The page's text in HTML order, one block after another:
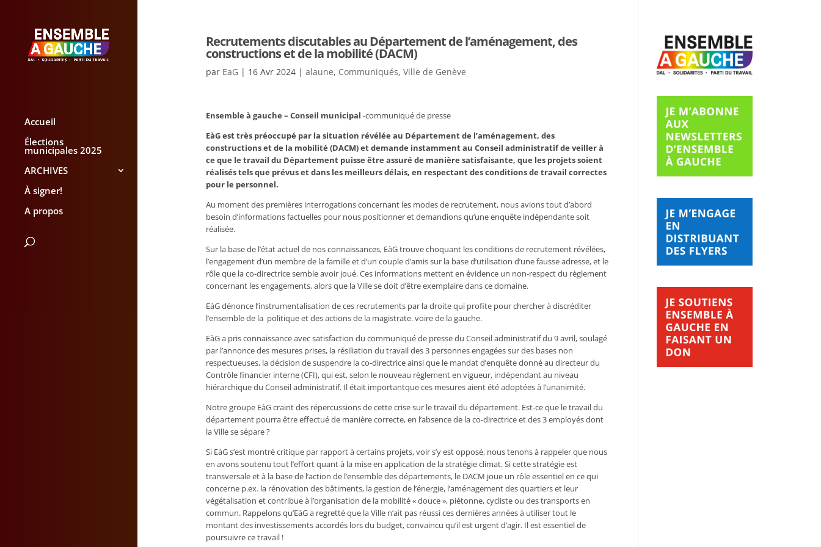
Accueil
Élections
municipales 2025
ARCHIVES
À signer!
A propos
Recrutements discutables au Département de l’aménagement, des
constructions et de la mobilité (DACM)
par EaG | 16 Avr 2024| alaune, Communiqués, Ville de Genève
Ensemble à gauche – Conseil municipal -communiqué de presse
EàG est très préoccupé par la situation révélée au Département de l’aménagement, des
constructions et de la mobilité (DACM) et demande instamment au Conseil administratif de veiller à
ce que le travail du Département puisse être assuré de manière satisfaisante, que les projets soient
réalisés tels que prévus et dans les meilleurs délais, en respectant des conditions de travail correctes
pour le personnel.
Au moment des premières interrogations concernant les modes de recrutement, nous avions tout d’abord
besoin d’informations factuelles pour nous positionner et demandions qu’une enquête indépendante soit
réalisée.
Sur la base de l’état actuel de nos connaissances, EàG trouve choquant les conditions de recrutement révélées,
l’engagement d’un membre de la famille et d’un couple d’amis sur la base d’utilisation d’une fausse adresse, et le
rôle que la co-directrice semble avoir joué. Ces informations mettent en évidence un non-respect du règlement
concernant les engagements, alors que la Ville se doit d’être exemplaire dans ce domaine.
EàG dénonce l’instrumentalisation de ces recrutements par la droite qui profite pour chercher à discréditer
l’ensemble de la politique et des actions de la magistrate. voire de la gauche.
EàG a pris connaissance avec satisfaction du communiqué de presse du Conseil administratif du 9 avril, soulagé
par l’annonce des mesures prises, la résiliation du travail des 3 personnes engagées sur des bases non
respectueuses, la décision de suspendre la co-directrice ainsi que le mandat d’enquête donné au directeur du
Contrôle financier interne (CFI), qui est, selon le nouveau règlement en vigueur, indépendant au niveau
hiérarchique du Conseil administratif. Il était importantque ces mesures aient été adoptées à l’unanimité.
Notre groupe EàG craint des répercussions de cette crise sur le travail du département. Est-ce que le travail du
département pourra être effectué de manière correcte, en l’absence de la co-directrice et des 3 employés dont
la Ville se sépare ?
Si EàG s’est montré critique par rapport à certains projets, voir s’y est opposé, nous tenons à rappeler que nous
en avons soutenu tout l’effort quant à la mise en application de la stratégie climat. Si cette stratégie est
transversale et à la base de l’action de l’ensemble des départements, le DACM joue un rôle essentiel en ce qui
concerne p.ex. la rénovation des bâtiments, la gestion de l’énergie, l’aménagement des quartiers et leur
végétalisation et contribue à l’organisation de la mobilité « douce », piétonne, cycliste ou des transports en
commun. Rappelons qu’EàG a regretté que la Ville n’ait pas réussi ces dernières années à utiliser tout le
montant des investissements accordés lors du budget, convaincu qu’il est urgent d’agir. Il est essentiel de
poursuivre ce travail !